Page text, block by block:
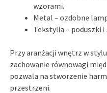
wzorami.
Metal – ozdobne
Tekstylia – poduszki i
Przy aranżacji wnętrz w
zachowanie równowagi
pozwala na stworzenie
przestrzeni.